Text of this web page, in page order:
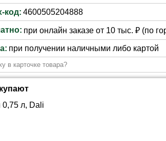
код: 4600505204888
при онлайн заказе от 10 тыс. ₽ (по
при получении наличными либо картой
в карточке товара?
0,75 л, Dali